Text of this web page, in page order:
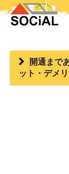
HOME>> 開通まで
とは？
開通まで
ット・デメ